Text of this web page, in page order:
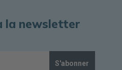
la newsletter
S'abonner